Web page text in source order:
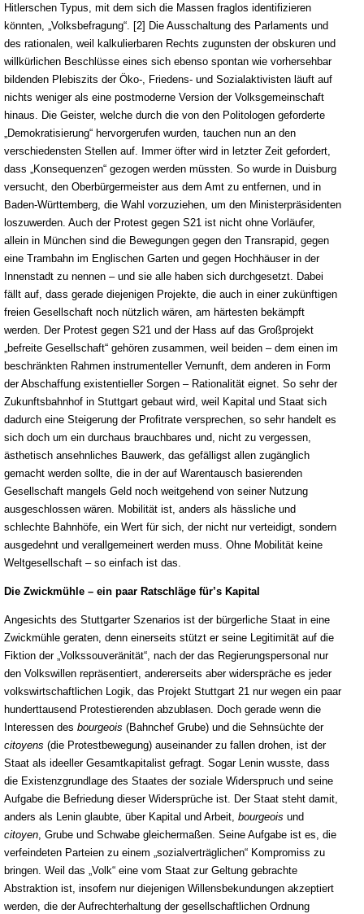
Hitlerschen Typus, mit dem sich die Massen fraglos identifizieren
könnten, „Volksbefragung“. [2] Die Ausschaltung des Parlaments und
des rationalen, weil kalkulierbaren Rechts zugunsten der obskuren und
willkürlichen Beschlüsse eines sich ebenso spontan wie vorhersehbar
bildenden Plebiszits der Öko-, Friedens- und Sozialaktivisten läuft auf
nichts weniger als eine postmoderne Version der Volksgemeinschaft
hinaus. Die Geister, welche durch die von den Politologen geforderte
„Demokratisierung“ hervorgerufen wurden, tauchen nun an den
verschiedensten Stellen auf. Immer öfter wird in letzter Zeit gefordert,
dass „Konsequenzen“ gezogen werden müssten. So wurde in Duisburg
versucht, den Oberbürgermeister aus dem Amt zu entfernen, und in
Baden-Württemberg, die Wahl vorzuziehen, um den Ministerpräsidenten
loszuwerden. Auch der Protest gegen S21 ist nicht ohne Vorläufer,
allein in München sind die Bewegungen gegen den Transrapid, gegen
eine Trambahn im Englischen Garten und gegen Hochhäuser in der
Innenstadt zu nennen – und sie alle haben sich durchgesetzt. Dabei
fällt auf, dass gerade diejenigen Projekte, die auch in einer zukünftigen
freien Gesellschaft noch nützlich wären, am härtesten bekämpft
werden. Der Protest gegen S21 und der Hass auf das Großprojekt
„befreite Gesellschaft“ gehören zusammen, weil beiden – dem einen im
beschränkten Rahmen instrumenteller Vernunft, dem anderen in Form
der Abschaffung existentieller Sorgen – Rationalität eignet. So sehr der
Zukunftsbahnhof in Stuttgart gebaut wird, weil Kapital und Staat sich
dadurch eine Steigerung der Profitrate versprechen, so sehr handelt es
sich doch um ein durchaus brauchbares und, nicht zu vergessen,
ästhetisch ansehnliches Bauwerk, das gefälligst allen zugänglich
gemacht werden sollte, die in der auf Warentausch basierenden
Gesellschaft mangels Geld noch weitgehend von seiner Nutzung
ausgeschlossen wären. Mobilität ist, anders als hässliche und
schlechte Bahnhöfe, ein Wert für sich, der nicht nur verteidigt, sondern
ausgedehnt und verallgemeinert werden muss. Ohne Mobilität keine
Weltgesellschaft – so einfach ist das.
Die Zwickmühle – ein paar Ratschläge für’s Kapital
Angesichts des Stuttgarter Szenarios ist der bürgerliche Staat in eine
Zwickmühle geraten, denn einerseits stützt er seine Legitimität auf die
Fiktion der „Volkssouveränität“, nach der das Regierungspersonal nur
den Volkswillen repräsentiert, andererseits aber widerspräche es jeder
volkswirtschaftlichen Logik, das Projekt Stuttgart 21 nur wegen ein paar
hunderttausend Protestierenden abzublasen. Doch gerade wenn die
Interessen des bourgeois (Bahnchef Grube) und die Sehnsüchte der
citoyens (die Protestbewegung) auseinander zu fallen drohen, ist der
Staat als ideeller Gesamtkapitalist gefragt. Sogar Lenin wusste, dass
die Existenzgrundlage des Staates der soziale Widerspruch und seine
Aufgabe die Befriedung dieser Widersprüche ist. Der Staat steht damit,
anders als Lenin glaubte, über Kapital und Arbeit, bourgeois und
citoyen, Grube und Schwabe gleichermaßen. Seine Aufgabe ist es, die
verfeindeten Parteien zu einem „sozialverträglichen“ Kompromiss zu
bringen. Weil das „Volk“ eine vom Staat zur Geltung gebrachte
Abstraktion ist, insofern nur diejenigen Willensbekundungen akzeptiert
werden, die der Aufrechterhaltung der gesellschaftlichen Ordnung